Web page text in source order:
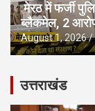
मेरठ में फर्जी
ब्लैकमेल, 2
August 1, 2026
उत्तराखंड